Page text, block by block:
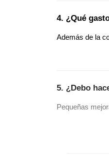
4. ¿Qué
Además de la
5. ¿Debo
Pequeñas